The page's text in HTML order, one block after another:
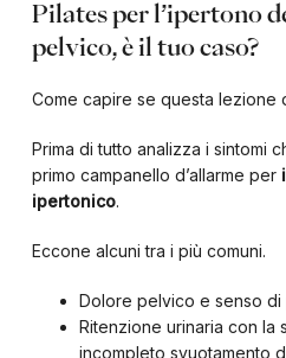
Pilates per l’ipertono
pelvico, è il tuo caso?
Come capire se questa lezione
Prima di tutto analizza i sintomi
primo campanello d’allarme per
ipertonico.
Eccone alcuni tra i più comuni.
Dolore pelvico e senso
Ritenzione urinaria con la
incompleto svuotamento